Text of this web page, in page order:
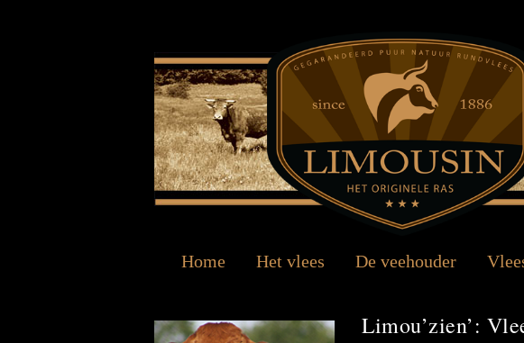
Home Het vlees De veehouder
Limou’zien’: